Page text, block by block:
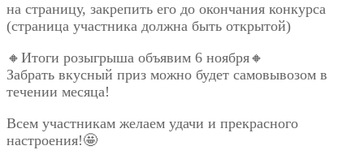
на страницу, закрепить его до окончания конкурса
(страница участника должна быть открытой)
🔸Итоги розыгрыша объявим 6 ноября🔸
Забрать вкусный приз можно будет самовывозом в
течении месяца!
Всем участникам желаем удачи и прекрасного
настроения!🤩